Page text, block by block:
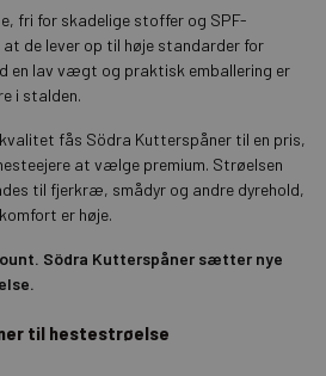
fri for skadelige stoffer og SPF-
de lever op til høje standarder for
en lav vægt og praktisk emballering er
i stalden.
fås Södra Kutterspåner til en pris,
at vælge premium. Strøelsen
til fjerkræ, smådyr og andre dyrehold,
er høje.
Södra Kutterspåner sætter nye
til hestestrøelse